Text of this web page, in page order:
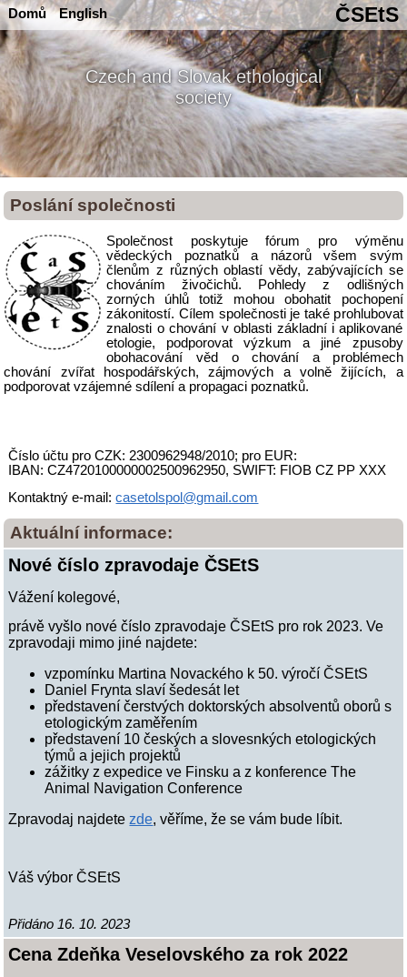
Domů English ČSEtS
Czech and Slovak ethological
society
Poslání společnosti
Společnost poskytuje fórum pro výměnu
vědeckých poznatků a názorů všem svým
členům z různých oblastí vědy, zabývajících se
chováním živočichů. Pohledy z odlišných
zorných úhlů totiž mohou obohatit pochopení
zákonitostí. Cílem společnosti je také prohlubovat
znalosti o chování v oblasti základní i aplikované
etologie, podporovat výzkum a jiné zpusoby
obohacování věd o chování a problémech
chování zvířat hospodářských, zájmových a volně žijících, a
podporovat vzájemné sdílení a propagaci poznatků.
Číslo účtu pro CZK: 2300962948/2010; pro EUR:
IBAN: CZ4720100000002500962950, SWIFT: FIOB CZ PP XXX
Kontaktný e-mail:casetolspol@gmail.com
Aktuální informace:
Nové číslo zpravodaje ČSEtS
Vážení kolegové,
právě vyšlo nové číslo zpravodaje ČSEtS pro rok 2023. Ve
zpravodaji mimo jiné najdete:
vzpomínku Martina Novackého k 50. výročí ČSEtS
Daniel Frynta slaví šedesát let
představení čerstvých doktorských absolventů oborů s
etologickým zaměřením
představení 10 českých a slovesnkých etologických
týmů a jejich projektů
zážitky z expedice ve Finsku a z konference The
Animal Navigation Conference
Zpravodaj najdete zde, věříme, že se vám bude líbit.
Váš výbor ČSEtS
Přidáno 16. 10. 2023
Cena Zdeňka Veselovského za rok 2022